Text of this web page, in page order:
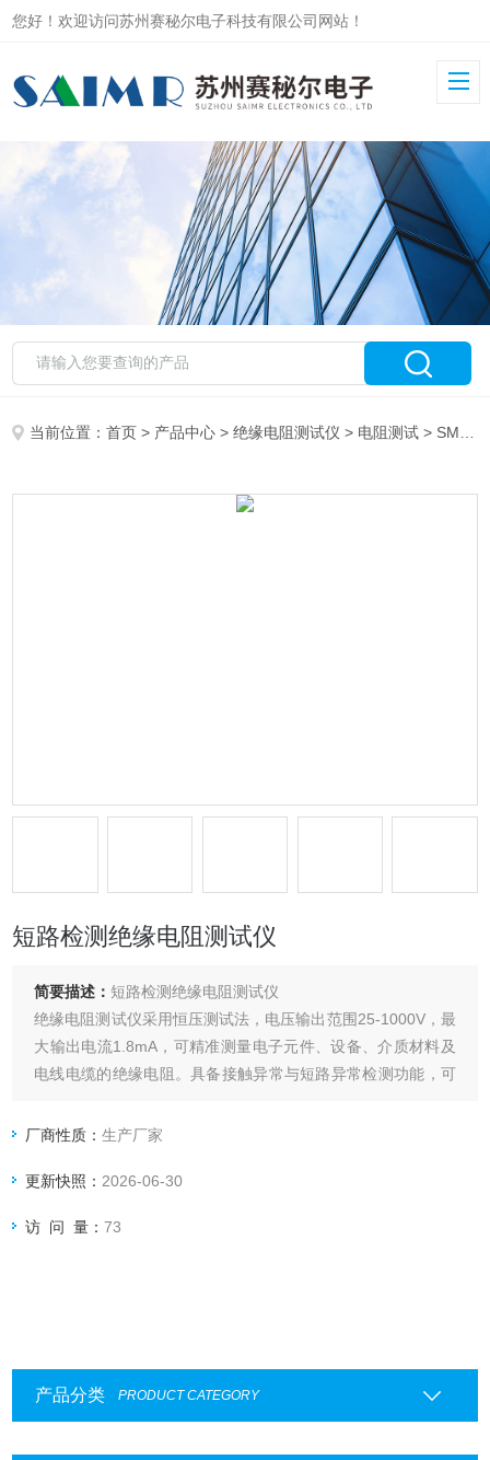
您好！欢迎访问苏州赛秘尔电子科技有限公司网站！
当前位置：首页 > 产品中心 >绝缘电阻测试仪 > 电阻测试 > SMR650短路检测绝缘电阻测试仪
短路检测绝缘电阻测试仪
简要描述： 短路检测绝缘电阻测试仪
绝缘电阻测试仪采用恒压测试法，电压输出范围25-1000V，最
大输出电流1.8mA，可精准测量电子元件、设备、介质材料及
电线电缆的绝缘电阻。具备接触异常与短路异常检测功能，可
电。为防止误触高压电击，支持双击触发测试，并配备外部
厂商性质：生产厂家
更新快照： 2026-06-30
访 问 量：73
产品分类 PRODUCT CATEGORY